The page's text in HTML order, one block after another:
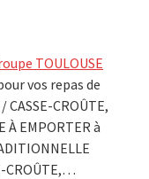
TOULOUSE
vos repas de
CASSE-CROÛTE,
À EMPORTER à
CROÛTE,…